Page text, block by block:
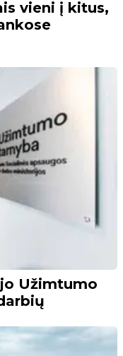
vieni į kitus,
Užimtumo